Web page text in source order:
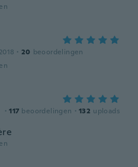
· 20 beoordelingen
· 117 beoordelingen · 132 uploads